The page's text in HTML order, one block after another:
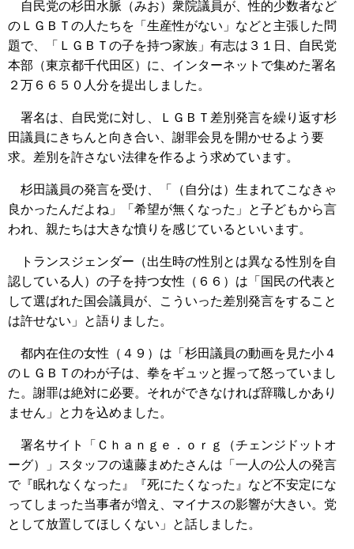
自民党の杉田水脈（みお）衆院議員が、性的少数者など
のＬＧＢＴの人たちを「生産性がない」などと主張した問
題で、「ＬＧＢＴの子を持つ家族」有志は３１日、自民党
本部（東京都千代田区）に、インターネットで集めた署名
２万６６５０人分を提出しました。
署名は、自民党に対し、ＬＧＢＴ差別発言を繰り返す杉
田議員にきちんと向き合い、謝罪会見を開かせるよう要
求。差別を許さない法律を作るよう求めています。
杉田議員の発言を受け、「（自分は）生まれてこなきゃ
良かったんだよね」「希望が無くなった」と子どもから言
われ、親たちは大きな憤りを感じているといいます。
トランスジェンダー（出生時の性別とは異なる性別を自
認している人）の子を持つ女性（６６）は「国民の代表と
して選ばれた国会議員が、こういった差別発言をすること
は許せない」と語りました。
都内在住の女性（４９）は「杉田議員の動画を見た小４
のＬＧＢＴのわが子は、拳をギュッと握って怒っていまし
た。謝罪は絶対に必要。それができなければ辞職しかあり
ません」と力を込めました。
署名サイト「Ｃｈａｎｇｅ．ｏｒｇ（チェンジドットオ
ーグ）」スタッフの遠藤まめたさんは「一人の公人の発言
で『眠れなくなった』『死にたくなった』など不安定にな
ってしまった当事者が増え、マイナスの影響が大きい。党
として放置してほしくない」と話しました。